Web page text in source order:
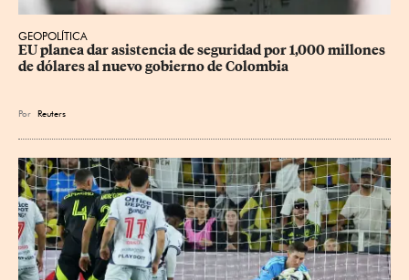
GEOPOLÍTICA
EU planea dar asistencia de seguridad por 1,000 millones
de dólares al nuevo gobierno de Colombia
Por Reuters